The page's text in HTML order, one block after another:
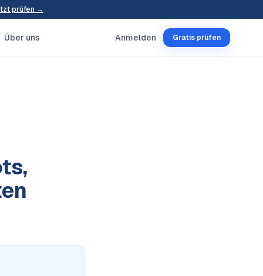
prüfen →
Über uns Anmelden Gratis prüfen